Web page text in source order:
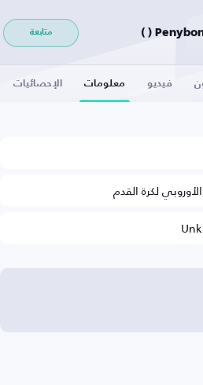
متابعة
فيديو معلومات الإحصائيات
الأوروبي لكرة القدم